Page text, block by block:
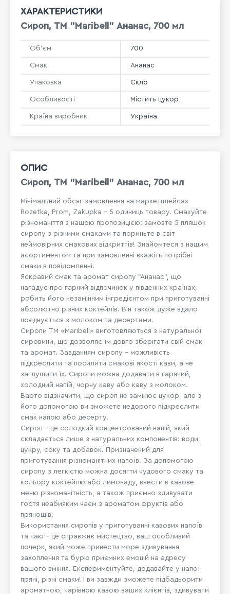
ОПИС
Сироп, ТМ "Maribell" Ананас, 700 мл
Мінімальний обсяг замовлення на маркетплейсах
Rozetka, Prom, Zakupka - 5 одиниць товару. Смакуйте
різноманіття з нашою пропозицією: замовте 5 пляшок
сиропу з різними смаками та пориньте в світ
неймовірних смакових відкриттів! Знайомтеся з нашим
асортиментом та при замовленні вкажіть потрібні
смаки в повідомленні.
Яскравий смак та аромат сиропу "Ананас", що
нагадує про гарний відпочинок у південних країнах,
робить його незамінним інгредієнтом при приготуванні
абсолютно різних коктейлів. Він також дуже вдало
поєднується з молоком та десертами.
Сиропи ТМ «Maribell» виготовляються з натуральної
сировини, що дозволяє їм довго зберігати свій смак
та аромат. Завданням сиропу - можливість
підкреслити та посилити смакові якості кави, а не
заглушити їх. Сиропи можна додавати в гарячий,
холодний напій, чорну каву або каву з молоком.
Варто відзначити, що сироп не замінює цукор, але з
його допомогою ви зможете недорого підкреслити
смак напою або десерту.
Сироп – це солодкий концентрований напій, який
складається лише з натуральних компонентів: води,
цукру, соку та добавок. Призначений для
приготування різноманітних напоїв. За допомогою
сиропу з легкістю можна досягти чудового смаку та
кольору коктейлю або лимонаду, внести в кавове
меню різноманітність, а також приємно здивувати
гостя неабияким чаєм з ароматом фруктів або
прянощів.
Використання сиропів у приготуванні кавових напоїв
та чаю – це справжнє мистецтво, ваш особливий
почерк, який може принести море здивування,
захоплення та бурю приємних емоцій на адресу
вашого вміння. Експериментуйте, додавайте у напої
пряні, різні смаки! І ви завжди зможете підбадьорити
ароматною, чарівною кавою ваших клієнтів, здивувати
ХАРАКТЕРИСТИКИ
Сироп, ТМ "Maribell" Ананас, 700 мл
Об'єм 700
Смак Ананас
Упаковка Скло
Особливості Містить цукор
Країна виробник Україна